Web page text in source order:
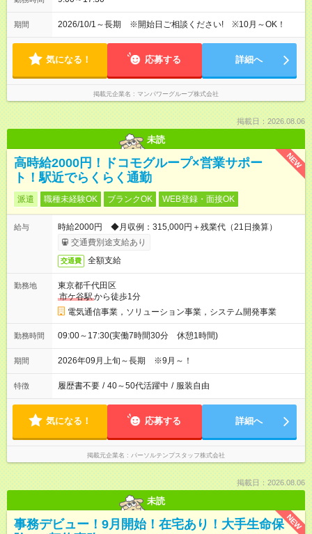
期間 2026/10/1～長期 ※開始日ご相談ください! ※10月～OK！
気になる！ 応募する 詳細へ
掲載元企業名 マンパワーグループ株式会社
掲載日：2026.08.06
未読
NEW
高時給2000円！ドコモグループ×営業サポー
ト！駅近でらくらく通勤
派遣 職種未経験OK ブランクOK WEB登録・面接OK
給与
時給2000円 ◆月収例：315,000円＋残業代（21日換算）
交通費別途支給あり
交通費 全額支給
勤務地
東京都千代田区
市ケ谷駅から徒歩1分
電気通信事業，ソリューション事業，システム開発事業
勤務時間 09:00～17:30(実働7時間30分 休憩1時間)
期間 2026年09月上旬～長期 ※9月～！
特徴 履歴書不要 / 40～50代活躍中 / 服装自由
気になる！ 応募する 詳細へ
掲載元企業名 パーソルテンプスタッフ株式会社
掲載日：2026.08.06
未読
NEW
事務デビュー！9月開始！在宅あり！大手生命保